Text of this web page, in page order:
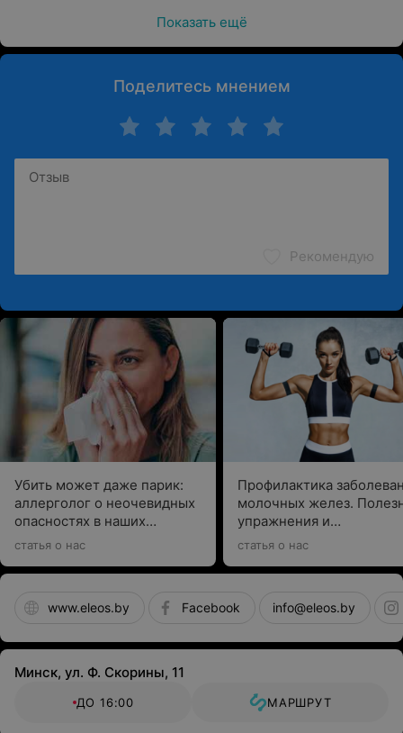
Программа реабилитации для пациентов, перенесших
коронавирусную инфекцию, в том числе
внебольничную пневмонию, ассоциированную с Covid-
19.
особенно после перенесенной пневмонии;
реабилитационная терапия органов и систем
(дыхательной, сердечно-сосудистой, нервной,
эндокринной, опорно-двигательной и др.),
пострадавших после перенесенной вирусной
Показать ещё
Поделитесь мнением
Рекомендую
Убить может даже парик:
аллерголог о неочевидных
опасностях в наших
квартирах
статья о нас
Профилактика
молочных желез.
упражнения и
рекомендации
статья о нас
www.eleos.by Facebook info@eleos.by
Минск, ул. Ф. Скорины, 11
ДО 16:00 МАРШРУТ